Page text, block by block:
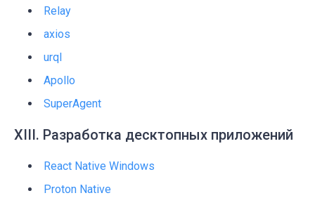
Relay
axios
urql
Apollo
SuperAgent
XIII. Разработка десктопных приложений
React Native Windows
Proton Native